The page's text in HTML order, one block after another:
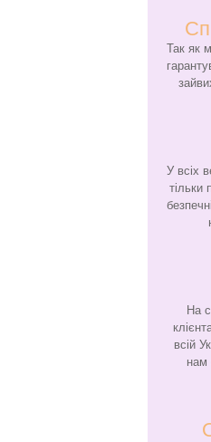
Так як
У всіх
тільки
На
всій
нам